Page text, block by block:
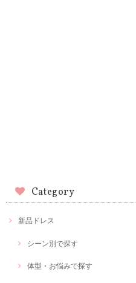
Category
新品ドレス
シーン別で探す
体型・お悩みで探す